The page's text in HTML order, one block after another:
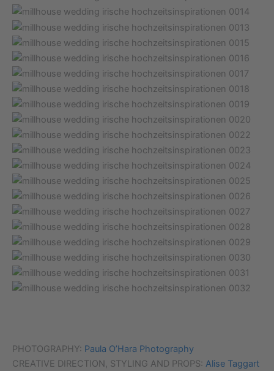
PHOTOGRAPHY: Paula O’Hara Photography
CREATIVE DIRECTION, STYLING AND PROPS: Alise Taggart